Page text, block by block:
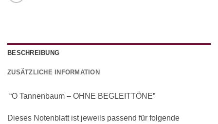
BESCHREIBUNG
ZUSÄTZLICHE INFORMATION
“O Tannenbaum – OHNE BEGLEITTÖNE”
Dieses Notenblatt ist jeweils passend für folgende